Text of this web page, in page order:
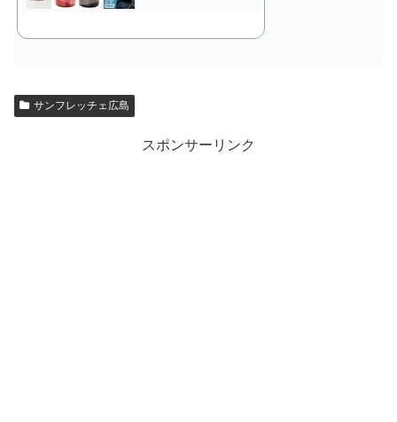
サンフレッチェ広島
スポンサーリンク